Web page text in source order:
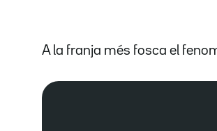
A la franja més fosca el